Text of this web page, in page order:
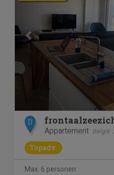
D
Appartement België
Topadv.
Max. 6 personen